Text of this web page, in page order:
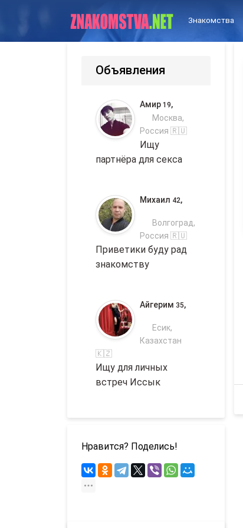
Знакомства
Объявления
Амир 19,
Москва,
Россия 🇷🇺
Ищу
партнёра для секса
Михаил 42,
Волгоград,
Россия 🇷🇺
Приветики буду рад
знакомству
Айгерим 35,
Есик,
Казахстан
🇰🇿
Ищу для личных
встреч Иссык
Нравится? Поделись!